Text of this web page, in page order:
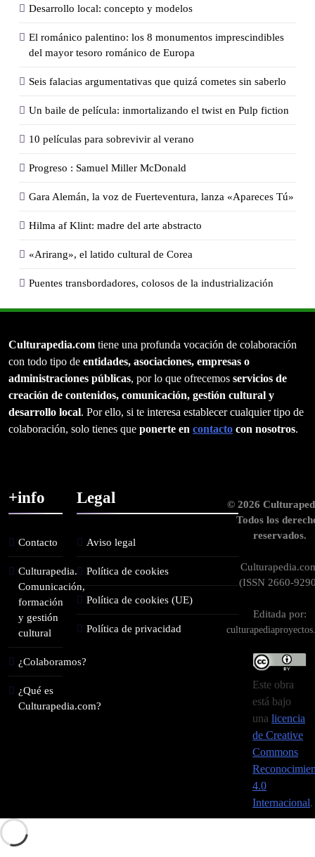
Desarrollo local: concepto y modelos
El románico palentino: los 8 monumentos imprescindibles
del mayor tesoro románico de Europa
Seis falacias argumentativas que quizá cometes sin saberlo
Un baile de película: inmortalizando el twist en Pulp fiction
10 películas para sobrevivir al verano
Progreso : Samuel Miller McDonald
Gara Alemán, la voz de Fuerteventura, lanza «Apareces Tú»
Hilma af Klint: madre del arte abstracto
«Arirang», el latido cultural de Corea
Puentes transbordadores, colosos de la industrialización
Culturapedia.com tiene una profunda vocación de colaboración
con todo tipo de entidades, asociaciones, empresas o
administraciones públicas, por lo que ofrecemos servicios de
creación de contenidos, comunicación, gestión cultural y
desarrollo local. Por ello, si te interesa establecer cualquier tipo de
colaboración, solo tienes que ponerte en contacto con nosotros.
+info
Contacto
Culturapedia.
Comunicación,
formación
y gestión
cultural
¿Colaboramos?
¿Qué es
Culturapedia.com?
Legal
Aviso legal
Política de cookies
Política de cookies (UE)
Política de privacidad
© 2026
Todos los
reservados.
(ISSN 2660-
Editada por:
Este obra
está bajo
unalicencia
de Creative
Commons
4.0
Internacional.